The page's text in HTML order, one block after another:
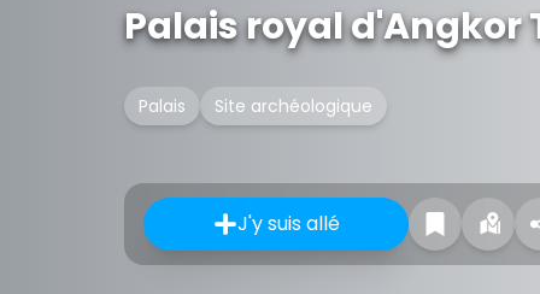
Palais royal d'Angkor
Palais Site archéologique
J'y suis allé